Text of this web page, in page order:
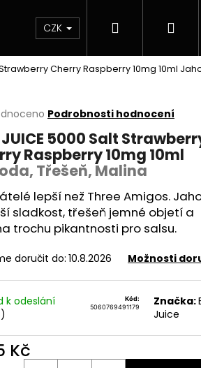
novinky Elektronické
CZK
Strawberry Cherry Raspberry 10mg 10ml
Podrobnosti hodnocení
JUICE 5000 Salt
Raspberry 10mg 10ml
Třešeň, Malina
lepší než Three Amigos.
sladkost, třešeň jemné objetí a
trochu pikantnosti pro salsu.
doručit do: 10.8.2026 Možnosti
k odeslání
Kód:
5060769491179
Značka:
Juice
Kč
IMPERIA 5X10ML